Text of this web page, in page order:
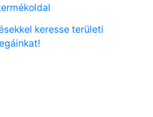
keresse területi